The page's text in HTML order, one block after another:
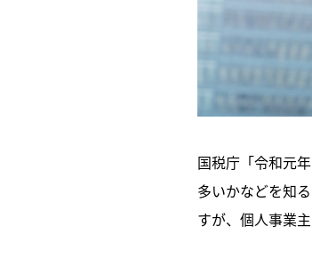
国税庁「令和元
多いかなどを知
すが、個人事業